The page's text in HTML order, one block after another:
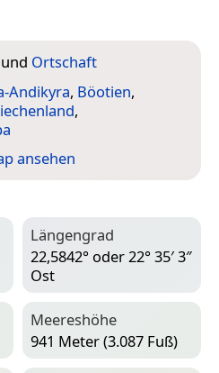
und Ortschaft
Andikyra, Böotien,
,
ansehen
Längengrad
22,5842° oder 22° 35′ 3″
Ost
Meereshöhe
941 Meter (3.087 Fuß)